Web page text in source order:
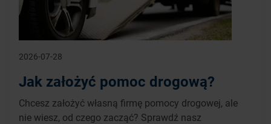
2026-07-28
Jak założyć pomoc drogową?
Chcesz założyć własną firmę pomocy drogowej, ale
nie wiesz, od czego zacząć? Sprawdź nasz